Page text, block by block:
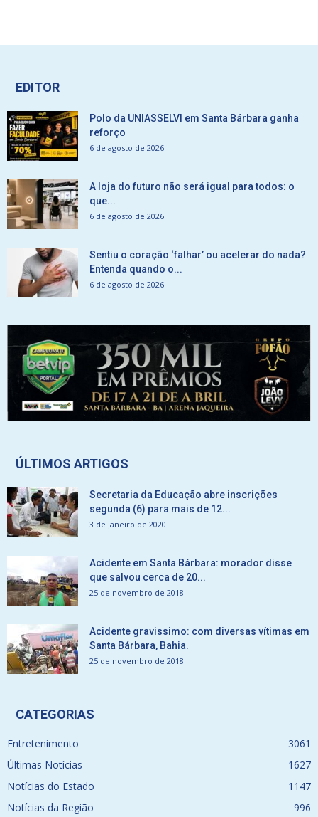
EDITOR
Polo da UNIASSELVI em Santa Bárbara ganha
reforço
6 de agosto de 2026
A loja do futuro não será igual para todos: o
que...
6 de agosto de 2026
Sentiu o coração ‘falhar’ ou acelerar do nada?
Entenda quando o...
6 de agosto de 2026
ÚLTIMOS ARTIGOS
Secretaria da Educação abre inscrições
segunda (6) para mais de 12...
3 de janeiro de 2020
Acidente em Santa Bárbara: morador disse
que salvou cerca de 20...
25 de novembro de 2018
Acidente gravissimo: com diversas vítimas em
Santa Bárbara, Bahia.
25 de novembro de 2018
CATEGORIAS
Entretenimento
3061
Últimas Notícias
1627
Notícias do Estado
1147
Notícias da Região
996